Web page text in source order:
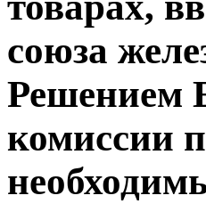
союза
Решением
комиссии